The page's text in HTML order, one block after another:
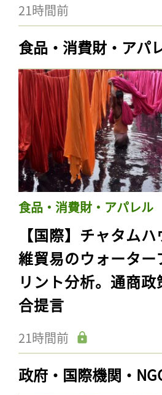
21時間前
食品・消費財・アパ
食品・消費財・アパレル
【国際】チャタム
維貿易のウォーター
リント分析。通商
合提言
21時間前
政府・国際機関・